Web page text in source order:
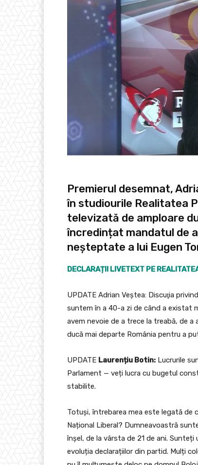
Premierul desemnat,
în studiourile Realitatea
televizată de amploare
încredințat mandatul de
neșteptate a lui Eugen
DECLARAȚII LIVETEXT PE
UPDATE Adrian Veștea: Discuţia
suntem în a 40-a zi de când a existat
avem nevoie de a trece la treabă, de
ducă mai departe România pentru a
UPDATE Laurențiu Botin: Lucrurile
Parlament — veți lucra cu bugetul
stabilite.
Totuși, întrebarea mea este legată de
Național Liberal? Dumneavoastră
înșel, de la vârsta de 21 de ani.
evoluția declarațiilor din partid. Mulți